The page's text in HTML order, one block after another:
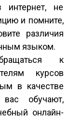
интернет, не
и помните,
различия
языком.
к
курсов
в качестве
обучают,
онлайн-